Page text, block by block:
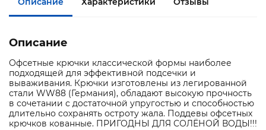
Описание
Офсетные крючки классической формы наиболее
подходящей для эффективной подсечки и
вываживания. Крючки изготовлены из легированной
стали WW88 (Германия), обладают высокую прочность
в сочетании с достаточной упругостью и способностью
длительно сохранять остроту жала. Поддевы офсетных
крючков кованные. ПРИГОДНЫ ДЛЯ СОЛЁНОЙ ВОДЫ!!!